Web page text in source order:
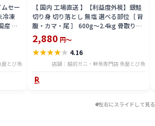
セー
冷凍
産 産
ズワ
屋とび魚
【 国内 工場直送 】【利益度外視】銀鮭
切り身 切り落とし 無塩 選べる部位［ 背
腹・カマ・尾 ］ 600g〜2.4kg 骨取り・
骨無し 骨あり 切り落とし 骨取り・骨無
し 切身 ses2301-12ka
2,880 円～
★★★★★ 4.16
店舗：越前ガニ・鮮魚専門店 魚屋とび魚
左右にスライドして見る